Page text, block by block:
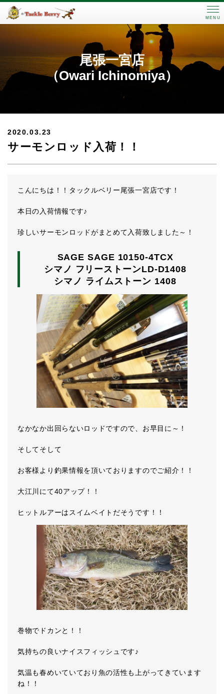
MENU
尾張一宮店
（Owari Ichinomiya）
2020.03.23
サーモンロッド入荷！！
こんにちは！！タックルベリー尾張一宮店です！
本日の入荷情報です♪
珍しいサーモンロッドがまとめて入荷致しました～！
SAGE SAGE 10150-4TCX
シマノ フリーストーンLD-D1408
シマノ ライムストーン 1408
なかなか出回らないロッドですので、お早目に～！
そしてそして
お客様より釣果情報を頂いておりますのでご紹介！！
大江川にて40アップ！！
ヒットルアーはスイムベイトだそうです！！
巻物でドカンと！！
気持ちの良いナイスフィッシュです♪
気温も春めいていており魚の活性も上がってきています
ね！！